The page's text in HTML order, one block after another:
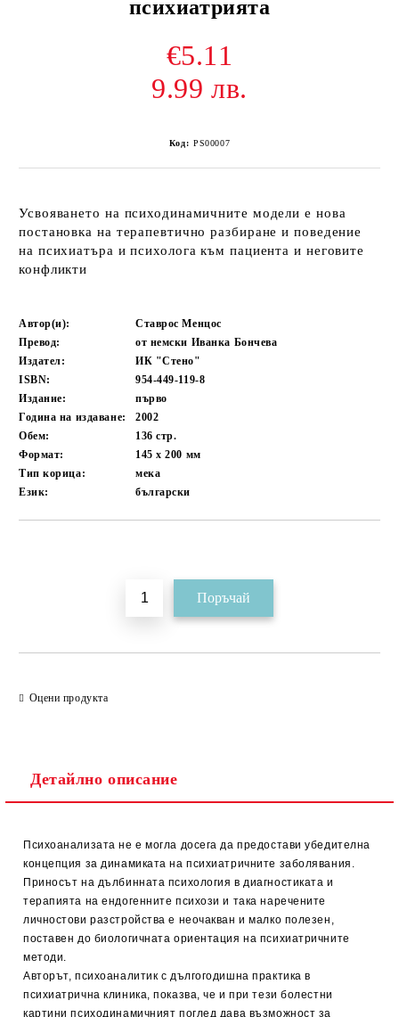
психиатрията
€5.11
9.99 лв.
Код: PS00007
Усвояването на психодинамичните модели е нова
постановка на терапевтично разбиране и поведение
на психиатъра и психолога към пациента и неговите
конфликти
Автор(и):
Ставрос Менцос
Превод:
от немски Иванка Бончева
Издател:
ИК "Стено"
ISBN:
954-449-119-8
Издание:
първо
Година на издаване:
2002
Обем:
136стр.
Формат:
145 x 200 мм
Тип корица:
мека
Език:
български
Оцени продукта
Детайлно описание
Психоанализата не е могла досега да предостави убедителна
концепция за динамиката на психиатричните заболявания.
Приносът на дълбинната психология в диагностиката и
терапията на ендогенните психози и така наречените
личностови разстройства е неочакван и малко полезен,
поставен до биологичната ориентация на психиатричните
методи.
Авторът, психоаналитик с дългогодишна практика в
психиатрична клиника, показва, че и при тези болестни
картини психодинамичният поглед дава възможност за